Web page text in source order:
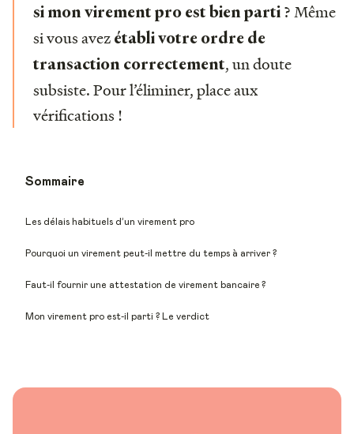
si mon virement pro est bien parti ? Même
si vous avez établi votre ordre de
transaction correctement, un doute
subsiste. Pour l’éliminer, place aux
vérifications !
Sommaire
Les délais habituels d’un virement pro
Pourquoi un virement peut-il mettre du temps à arriver ?
Faut-il fournir une attestation de virement bancaire ?
Mon virement pro est-il parti ? Le verdict